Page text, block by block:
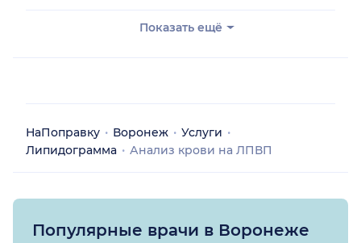
Показать ещё
НаПоправку Воронеж
Услуги
Липидограмма
Анализ крови на ЛПВП
Популярные врачи в Воронеже